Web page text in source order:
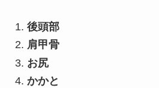
後頭部
肩甲骨
お尻
かかと